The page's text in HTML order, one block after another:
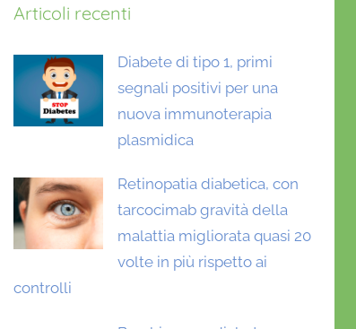
Articoli recenti
Diabete di tipo 1, primi
segnali positivi per una
nuova immunoterapia
plasmidica
Retinopatia diabetica, con
tarcocimab gravità della
malattia migliorata quasi 20
volte in più rispetto ai
controlli